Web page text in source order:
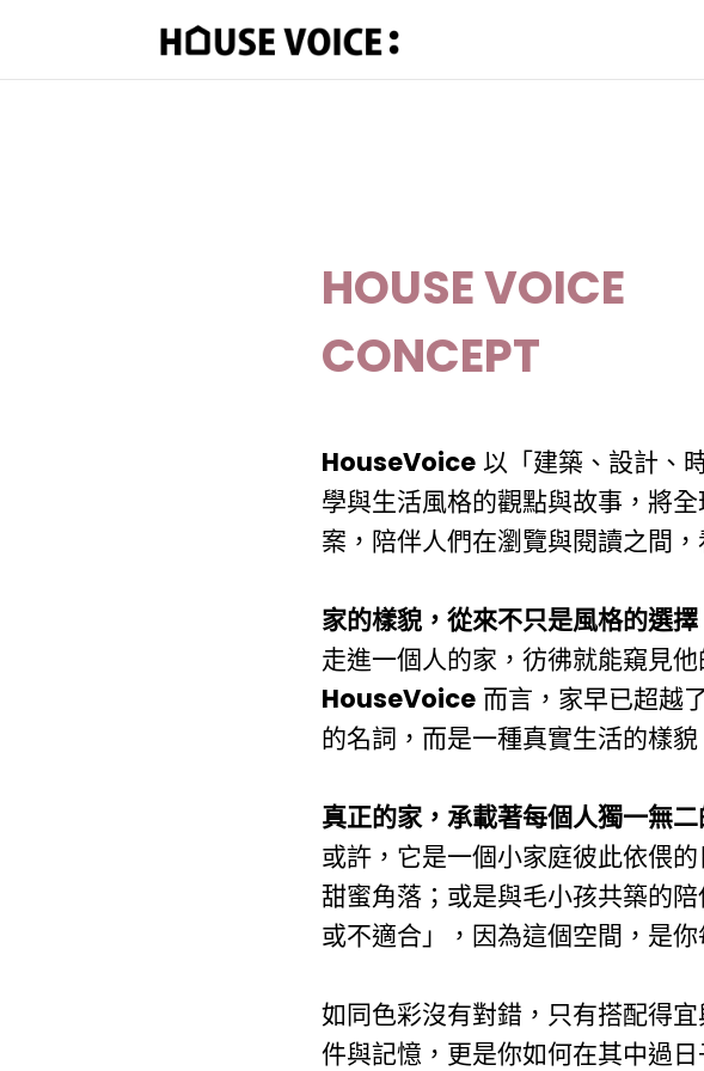
HOUSE VOICE
CONCEPT
HouseVoice以「建築、設計、
學與生活風格的觀點與故事，將
案，陪伴人們在瀏覽與閱讀之間
家的樣貌，從來不只是風格的選擇
走進一個人的家，彷彿就能窺見
HouseVoice而言，家早已超越
的名詞，而是一種真實生活的樣貌
真正的家，承載著每個人獨一無
或許，它是一個小家庭彼此依偎
甜蜜角落；或是與毛小孩共築的
或不適合」，因為這個空間，是
如同色彩沒有對錯，只有搭配得
件與記憶，更是你如何在其中過日